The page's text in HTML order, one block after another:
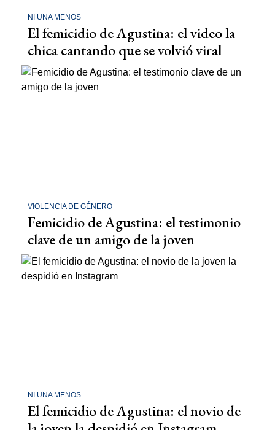
NI UNA MENOS
El femicidio de Agustina: el video la
chica cantando que se volvió viral
VIOLENCIA DE GÉNERO
Femicidio de Agustina: el testimonio
clave de un amigo de la joven
NI UNA MENOS
El femicidio de Agustina: el novio de